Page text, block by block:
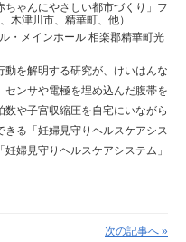
ゃんにやさしい都市づくり」フ
木津川市、精華町、他）
・メインホール 相楽郡精華町光
を解明する研究が、けいはんな
センサや電極を埋め込んだ腹帯を
や子宮収縮圧を自宅にいながら
る「妊婦見守りヘルスケアシス
婦見守りヘルスケアシステム」
次の記事へ »